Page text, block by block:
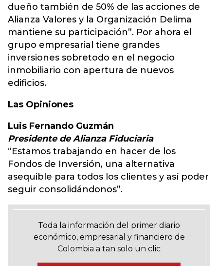
dueño también de 50% de las acciones de
Alianza Valores y la Organización Delima
mantiene su participación”. Por ahora el
grupo empresarial tiene grandes
inversiones sobretodo en el negocio
inmobiliario con apertura de nuevos
edificios.
Las Opiniones
Luis Fernando Guzmán
Presidente de Alianza Fiduciaria
“Estamos trabajando en hacer de los
Fondos de Inversión, una alternativa
asequible para todos los clientes y así poder
seguir consolidándonos”.
Toda la información del primer diario
económico, empresarial y financiero de
Colombia a tan solo un clic